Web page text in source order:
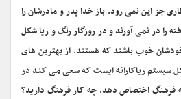
جز این نمی رود. باز خدا پدر و مادرشان را
را در نمی آورند و در روزگار رنگ و ریا شکل
خوب باشند که هستند. از بهترین های
سیستم ریاکارانه ایست که سعی می کند در
فرهنگ اختصاص دهد. چه کار فرهنگ دارید؟